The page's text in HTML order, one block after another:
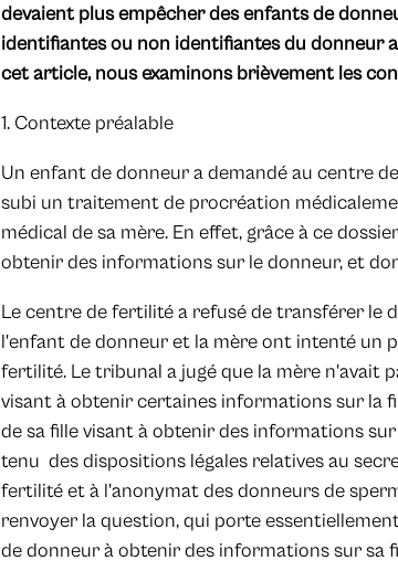
devaient plus empêcher des enfants de
identifiantes ou non identifiantes du donneur
cet article, nous examinons brièvement les
1. Contexte préalable
Un enfant de donneur a demandé au centre
subi un traitement de procréation
médical de sa mère. En effet, grâce à ce
obtenir des informations sur le donneur, et
Le centre de fertilité a refusé de transférer le
l'enfant de donneur et la mère ont intenté un
fertilité. Le tribunal a jugé que la mère n'avait
visant à obtenir certaines informations sur la
de sa fille visant à obtenir des informations
tenu des dispositions légales relatives au
fertilité et à l'anonymat des donneurs de
renvoyer la question, qui porte
de donneur à obtenir des informations sur sa